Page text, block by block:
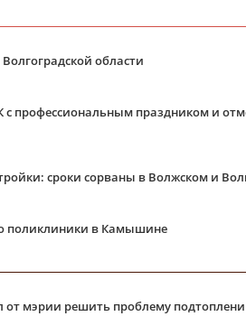
области
с профессиональным праздником и
сроки сорваны в Волжском и
поликлиники в Камышине
от мэрии решить проблему